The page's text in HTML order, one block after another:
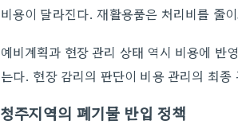
비용이 달라진다. 재활용품은 처리비를 줄
예비계획과 현장 관리 상태 역시 비용에 반
는다. 현장 감리의 판단이 비용 관리의 최종
청주지역의 폐기물 반입 정책